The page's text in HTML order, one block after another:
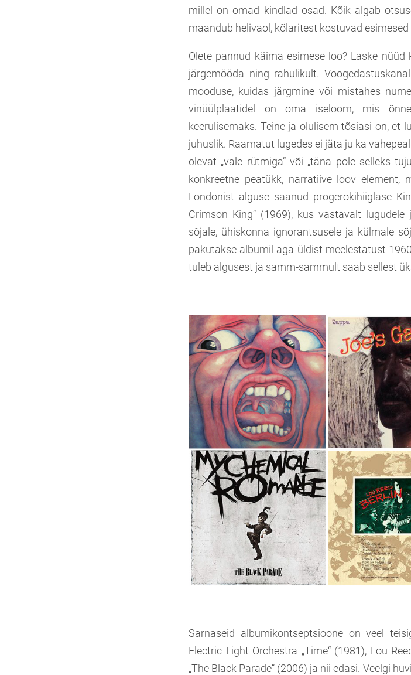
millel on omad kindlad osad. Kõik algab
maandub helivaol, kõlaritest kostuvad
Olete pannud käima esimese loo? Laske
järgemööda ning rahulikult.
mooduse, kuidas järgmine või mistahes
vinüülplaatidel on oma iseloom, mis
keerulisemaks. Teine ja olulisem tõsiasi on, et
juhuslik. Raamatut lugedes ei jäta ju ka
olevat „vale rütmiga” või „täna pole selleks
konkreetne peatükk, narratiive loov
Londonist alguse saanud progerokihiiglase
Crimson King“ (1969), kus vastavalt
sõjale, ühiskonna ignorantsusele ja külmale
pakutakse albumil aga üldist meelestatust
tuleb algusest ja samm-sammult saab sellest
Sarnaseid albumikontseptsioone on veel
Electric Light Orchestra „Time“ (1981), Lou
„The Black Parade“ (2006) ja nii edasi. Veelgi